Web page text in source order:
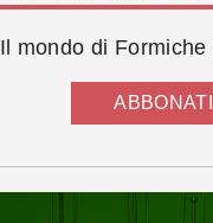
Il mondo di